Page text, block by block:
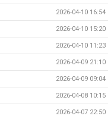
2026-04-10 16:54
2026-04-10 15:20
2026-04-10 11:23
2026-04-09 21:10
2026-04-09 09:04
2026-04-08 10:15
2026-04-07 22:50